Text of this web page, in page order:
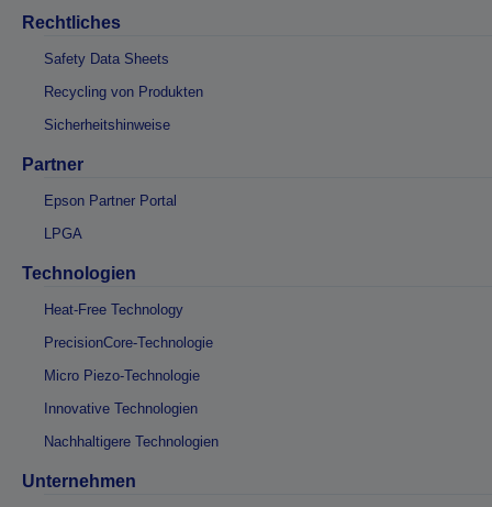
Rechtliches
Safety Data Sheets
Recycling von Produkten
Sicherheitshinweise
Partner
Epson Partner Portal
LPGA
Technologien
Heat-Free Technology
PrecisionCore-Technologie
Micro Piezo-Technologie
Innovative Technologien
Nachhaltigere Technologien
Unternehmen